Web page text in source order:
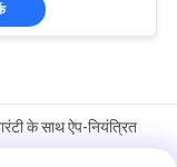
के साथ ऐप-नियंत्रित